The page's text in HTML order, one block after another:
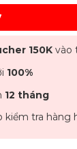
150Kvào
100%
12 tháng
kiểm tra hàng